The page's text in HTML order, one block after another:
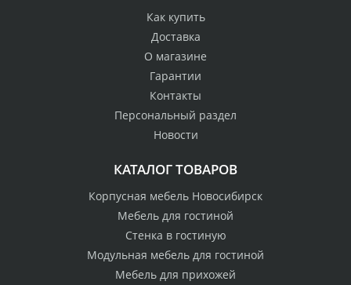
Как купить
Доставка
О магазине
Гарантии
Контакты
Персональный раздел
Новости
КАТАЛОГ ТОВАРОВ
Корпусная мебель Новосибирск
Мебель для гостиной
Стенка в гостиную
Модульная мебель для гостиной
Мебель для прихожей